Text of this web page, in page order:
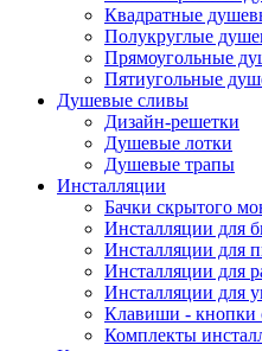
Квадратные
Полукруглые
Прямоугольные
Пятиугольные
Душевые сливы
Дизайн-решетки
Душевые лотки
Душевые трапы
Инсталляции
Бачки скрытого
Инсталляции для
Инсталляции для
Инсталляции для
Инсталляции для
Клавиши - кнопки
Комплекты